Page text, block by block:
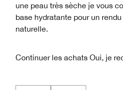
une peau très sèche je vous
base hydratante pour un
naturelle.
Continuer les achats Oui, je